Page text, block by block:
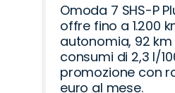
Omoda 7 SHS-P
offre fino a 1.200
autonomia, 92
consumi di 2,3 l/
promozione con
euro al mese.